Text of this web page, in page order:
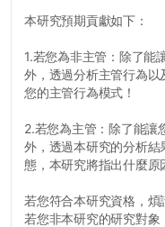
本研究預期貢獻如下：
1.若您為非主管：除了能
外，透過分析主管行為
您的主管行為模式！
2.若您為主管：除了能讓
外，透過本研究的分析
態，本研究將指出什麼原
若您符合本研究資格，煩
若您非本研究的研究對象